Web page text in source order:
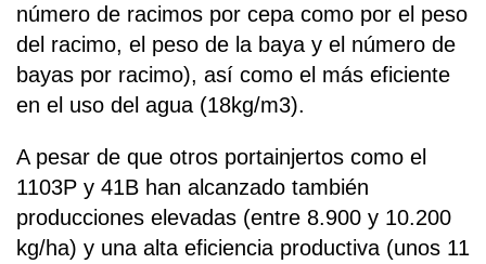
número de racimos por cepa como por el peso
del racimo, el peso de la baya y el número de
bayas por racimo), así como el más eficiente
en el uso del agua (18kg/m3).
A pesar de que otros portainjertos como el
1103P y 41B han alcanzado también
producciones elevadas (entre 8.900 y 10.200
kg/ha) y una alta eficiencia productiva (unos 11